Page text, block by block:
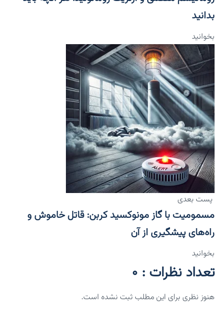
بدانید
بخوانید
پست بعدی
مسمومیت با گاز مونوکسید کربن: قاتل خاموش و
راه‌های پیشگیری از آن
بخوانید
تعداد نظرات : 0
هنوز نظری برای این مطلب ثبت نشده است.